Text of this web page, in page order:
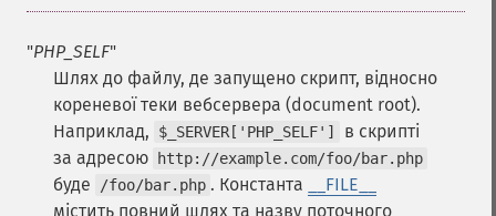
"PHP_SELF"
Шлях до файлу, де запущено скрипт, відносно
кореневої теки вебсервера (document root).
Наприклад,
$_SERVER['PHP_SELF']
в скрипті
за адресою
http://example.com/foo/bar.php
буде /foo/bar.php . Константа
__FILE__
містить повний шлях та назву поточного